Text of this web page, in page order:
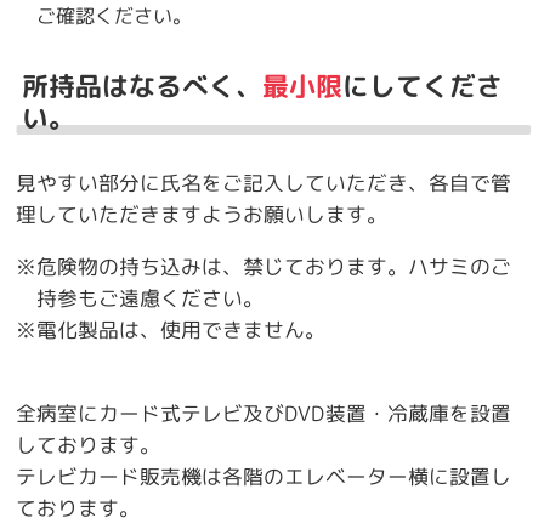
ご確認ください。​
所持品はなるべく、 最小限にしてくださ
い。
見やすい部分に氏名をご記入していただき、各自で管
理していただきますようお願いします。
※危険物の持ち込みは、禁じております。ハサミのご
持参もご遠慮ください。
※電化製品は、使用できません。
全病室にカード式テレビ及びDVD装置・冷蔵庫を設置
しております。
テレビカード販売機は各階のエレベーター横に設置し
ております。